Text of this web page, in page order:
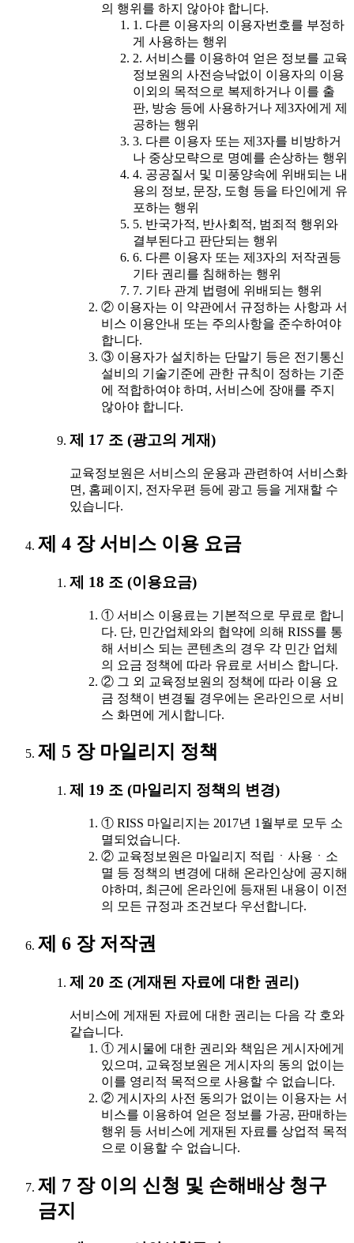
의 행위를 하지 않아야 합니다.
1. 다른 이용자의 이용자번호를 부정하
게 사용하는 행위
2. 서비스를 이용하여 얻은 정보를 교육
정보원의 사전승낙없이 이용자의 이용
이외의 목적으로 복제하거나 이를 출
판, 방송 등에 사용하거나 제3자에게 제
공하는 행위
3. 다른 이용자 또는 제3자를 비방하거
나 중상모략으로 명예를 손상하는 행위
4. 공공질서 및 미풍양속에 위배되는 내
용의 정보, 문장, 도형 등을 타인에게 유
포하는 행위
5. 반국가적, 반사회적, 범죄적 행위와
결부된다고 판단되는 행위
6. 다른 이용자 또는 제3자의 저작권등
기타 권리를 침해하는 행위
7. 기타 관계 법령에 위배되는 행위
② 이용자는 이 약관에서 규정하는 사항과 서
비스 이용안내 또는 주의사항을 준수하여야
합니다.
③ 이용자가 설치하는 단말기 등은 전기통신
설비의 기술기준에 관한 규칙이 정하는 기준
에 적합하여야 하며, 서비스에 장애를 주지
않아야 합니다.
제 17 조 (광고의 게재)
교육정보원은 서비스의 운용과 관련하여 서비스화
면, 홈페이지, 전자우편 등에 광고 등을 게재할 수
있습니다.
제 4 장 서비스 이용 요금
제 18 조 (이용요금)
① 서비스 이용료는 기본적으로 무료로 합니
다. 단, 민간업체와의 협약에 의해 RISS를 통
해 서비스 되는 콘텐츠의 경우 각 민간 업체
의 요금 정책에 따라 유료로 서비스 합니다.
② 그 외 교육정보원의 정책에 따라 이용 요
금 정책이 변경될 경우에는 온라인으로 서비
스 화면에 게시합니다.
제 5 장 마일리지 정책
제 19 조 (마일리지 정책의 변경)
① RISS 마일리지는 2017년 1월부로 모두 소
멸되었습니다.
② 교육정보원은 마일리지 적립ㆍ사용ㆍ소
멸 등 정책의 변경에 대해 온라인상에 공지해
야하며, 최근에 온라인에 등재된 내용이 이전
의 모든 규정과 조건보다 우선합니다.
제 6 장 저작권
제 20 조 (게재된 자료에 대한 권리)
서비스에 게재된 자료에 대한 권리는 다음 각 호와
같습니다.
① 게시물에 대한 권리와 책임은 게시자에게
있으며, 교육정보원은 게시자의 동의 없이는
이를 영리적 목적으로 사용할 수 없습니다.
② 게시자의 사전 동의가 없이는 이용자는 서
비스를 이용하여 얻은 정보를 가공, 판매하는
행위 등 서비스에 게재된 자료를 상업적 목적
으로 이용할 수 없습니다.
제 7 장 이의 신청 및 손해배상 청구
금지